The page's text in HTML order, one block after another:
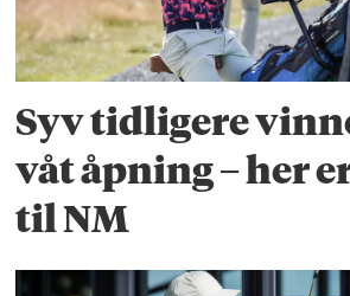
Syv tidligere
våt åpning – her
til NM